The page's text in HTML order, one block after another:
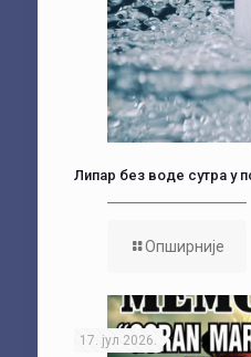
Липар без воде сутра у
Опширније
17. јул 2026.